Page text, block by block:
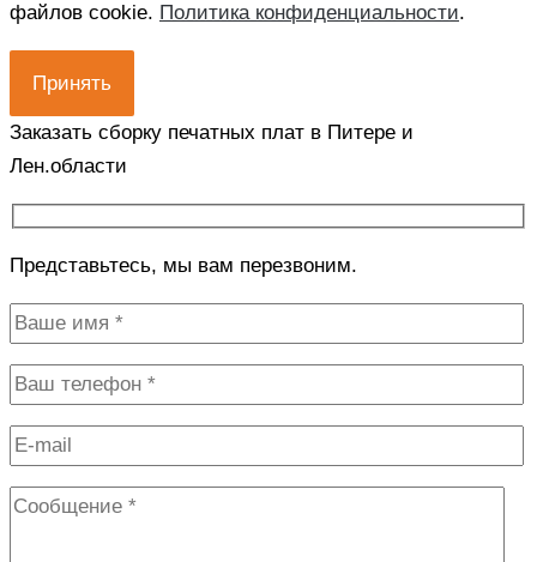
файлов cookie. Политика конфиденциальности.
Принять
Заказать сборку печатных плат в Питере и
Лен.области
Представьтесь, мы вам перезвоним.